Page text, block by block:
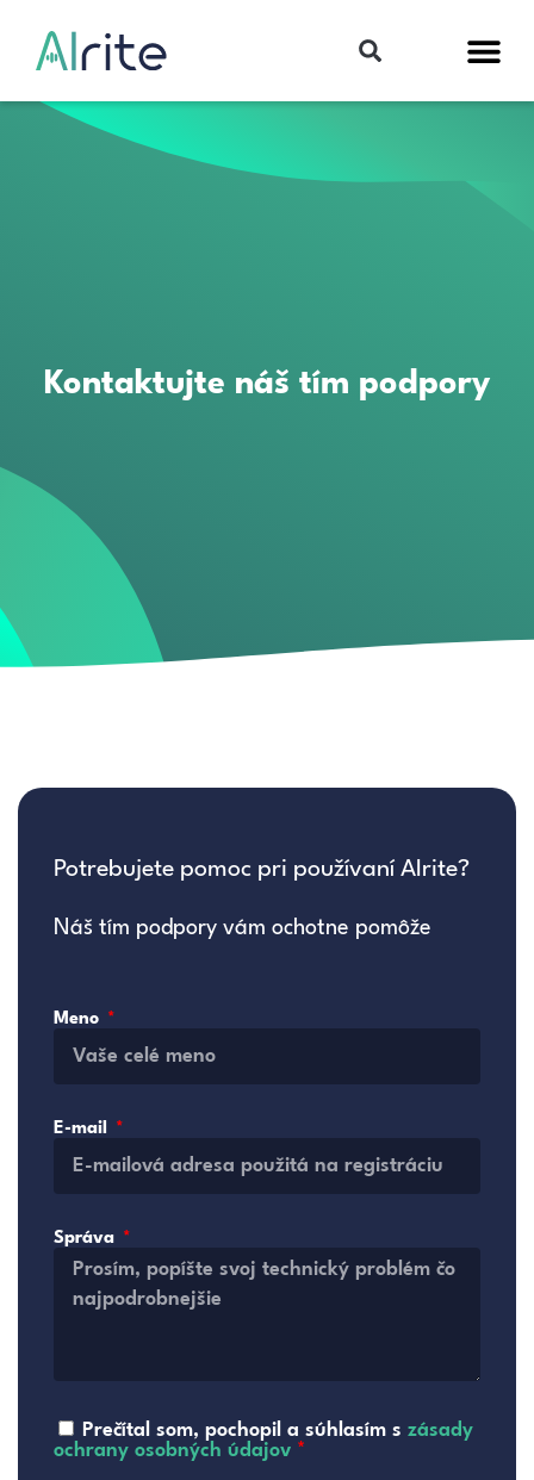
Kontaktujte náš tím podpory
Potrebujete pomoc pri používaní Alrite?
Náš tím podpory vám ochotne pomôže
Meno
E-mail
Správa
Prečítal som, pochopil a súhlasím s zásady
ochrany osobných údajov *